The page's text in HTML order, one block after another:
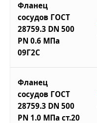
Фланец
сосудов ГОСТ
28759.3 DN 500
PN 0.6 МПа
09Г2С
Фланец
сосудов ГОСТ
28759.3 DN 500
PN 1.0 МПа ст.20